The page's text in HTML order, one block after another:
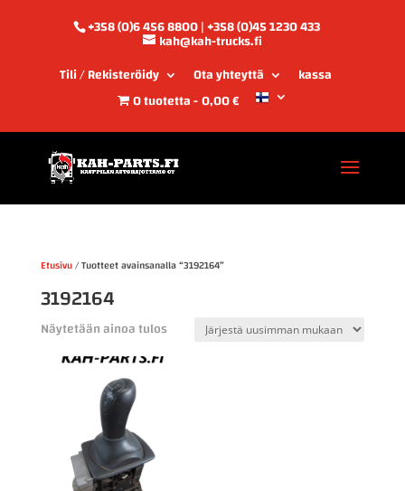
+358 (0)6 456 8800 | +358 (0)45 1230 433
kah@kah-trucks.fi
Tili / Rekisteröidy
Ota yhteyttä
kassa
0 tuotetta 0,00 €
Etusivu/ Tuotteet avainsanalla “3192164”
3192164
Näytetään ainoa tulos